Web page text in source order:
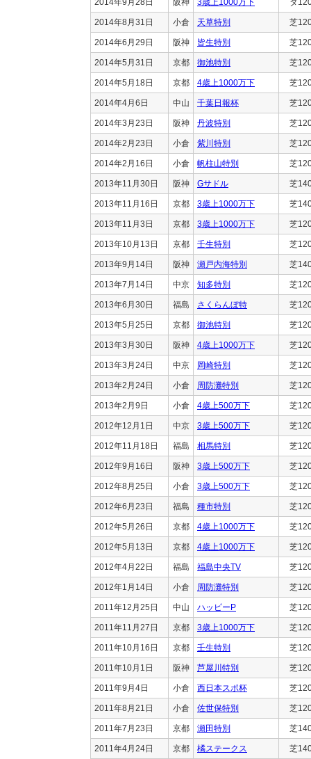
2014年9月28日 阪神 3歳上1000万下 ダ
2014年8月31日 小倉 天草特別 芝
2014年6月29日 阪神 皆生特別 芝
2014年5月31日 京都 御池特別 芝
2014年5月18日 京都 4歳上1000万下 芝
2014年4月6日 中山 千葉日報杯 芝
2014年3月23日 阪神 丹波特別 芝
2014年2月23日 小倉 紫川特別 芝
2014年2月16日 小倉 帆柱山特別 芝
2013年11月30日 阪神 Gサドル 芝
2013年11月16日 京都 3歳上1000万下 芝
2013年11月3日 京都 3歳上1000万下 芝
2013年10月13日 京都 壬生特別 芝
2013年9月14日 阪神 瀬戸内海特別 芝
2013年7月14日 中京 知多特別 芝
2013年6月30日 福島 さくらんぼ特 芝
2013年5月25日 京都 御池特別 芝
2013年3月30日 阪神 4歳上1000万下 芝
2013年3月24日 中京 岡崎特別 芝
2013年2月24日 小倉 周防灘特別 芝
2013年2月9日 小倉 4歳上500万下 芝
2012年12月1日 中京 3歳上500万下 芝
2012年11月18日 福島 相馬特別 芝
2012年9月16日 阪神 3歳上500万下 芝
2012年8月25日 小倉 3歳上500万下 芝
2012年6月23日 福島 種市特別 芝
2012年5月26日 京都 4歳上1000万下 芝
2012年5月13日 京都 4歳上1000万下 芝
2012年4月22日 福島 福島中央TV 芝
2012年1月14日 小倉 周防灘特別 芝
2011年12月25日 中山 ハッピーP 芝
2011年11月27日 京都 3歳上1000万下 芝
2011年10月16日 京都 壬生特別 芝
2011年10月1日 阪神 芦屋川特別 芝
2011年9月4日 小倉 西日本スポ杯 芝
2011年8月21日 小倉 佐世保特別 芝
2011年7月23日 京都 瀬田特別 芝
2011年4月24日 京都 橘ステークス 芝